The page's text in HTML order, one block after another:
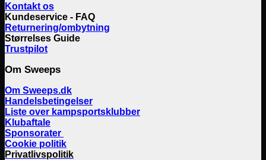
Kontakt os
Kundeservice - FAQ
Returnering/ombytning
Størrelses Guide
Trustpilot
Om Sweeps
Om Sweeps.dk
Handelsbetingelser
Liste over kampsportsklubber
Klubaftale
Sponsorater
Cookie politik
Privatlivspolitik